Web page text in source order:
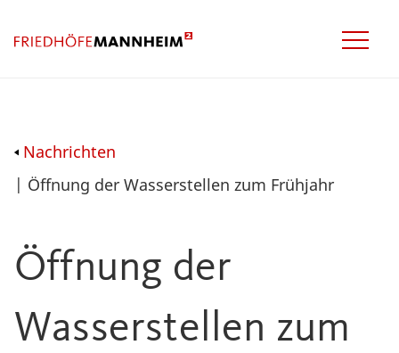
Nachrichten
| Öffnung der Wasserstellen zum Frühjahr
Öffnung der
Wasserstellen zum